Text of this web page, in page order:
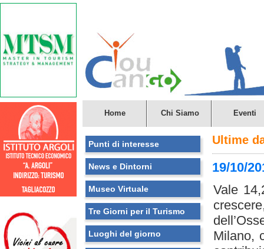
Home Chi Siamo Eventi
Punti di interesse
News e Dintorni
Museo Virtuale
Tre Giorni per il Turismo
Luoghi del giorno
Ultime
19/10/
Vale
Milano,